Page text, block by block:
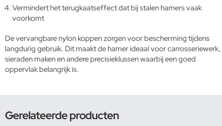
Vermindert het terugkaatseffect dat bij stalen hamers vaak
voorkomt
De vervangbare nylon koppen zorgen voor bescherming tijdens
langdurig gebruik. Dit maakt de hamer ideaal voor carrosseriewerk,
sieraden maken en andere precisieklussen waarbij een goed
oppervlak belangrijk is.
Gerelateerde producten